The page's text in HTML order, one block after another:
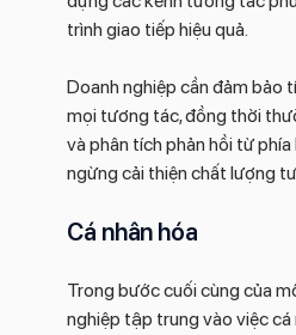
trình giao tiếp hiệu quả.
Doanh nghiệp cần đảm bảo
mọi tương tác, đồng thời
và phân tích phản hồi từ
ngừng cải thiện chất lượng
Cá nhân hóa
Trong bước cuối cùng của
nghiệp tập trung vào việc cá